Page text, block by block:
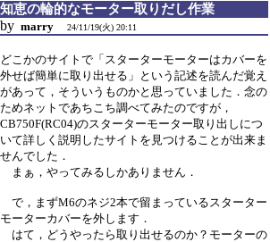
知恵の輪的なモーター取りだし作業
by marry 24/11/19(火) 20:11
どこかのサイトで「スターターモーターはカバーを
外せば簡単に取り出せる」という記述を読んだ覚え
があって，そういうものかと思っていました．念の
ためネットであちこち調べてみたのですが，
CB750F(RC04)のスターターモーター取り出しにつ
いて詳しく説明したサイトを見つけることが出来ま
せんでした．
まぁ，やってみるしかありません．
で，まずM6のネジ2本で留まっているスターター
モーターカバーを外します．
はて，どうやったら取り出せるのか？モーターの